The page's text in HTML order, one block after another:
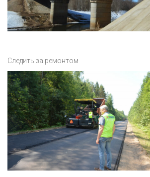
Следить за ремонтом